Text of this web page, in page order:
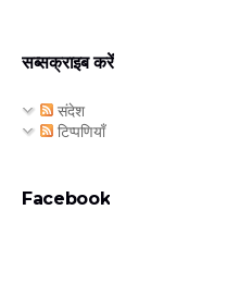
सब्सक्राइब करें
संदेश
टिप्पणियाँ
Facebook